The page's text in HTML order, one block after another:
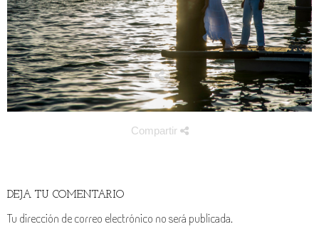
Compartir
DEJA TU COMENTARIO
Tu dirección de correo electrónico no será publicada.